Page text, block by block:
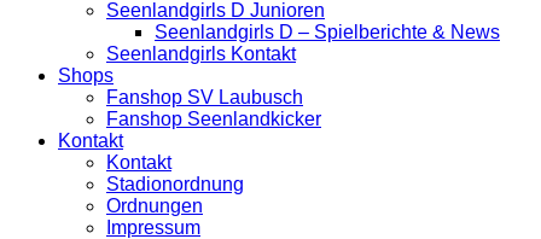
Seenlandgirls D Junioren
Seenlandgirls D – Spielberichte & News
Seenlandgirls Kontakt
Shops
Fanshop SV Laubusch
Fanshop Seenlandkicker
Kontakt
Kontakt
Stadionordnung
Ordnungen
Impressum